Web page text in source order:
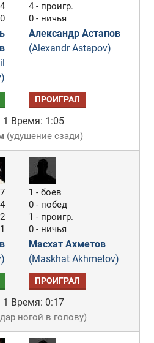
4 - проигр.
0 - ничья
Александр Астапов
(Alexandr Astapov)
ПРОИГРАЛ
Время: 1:05
(удушение сзади)
1 - боев
0 - побед
1 - проигр.
0 - ничья
Масхат Ахметов
(Maskhat Akhmetov)
ПРОИГРАЛ
Время: 0:17
ногой в голову)